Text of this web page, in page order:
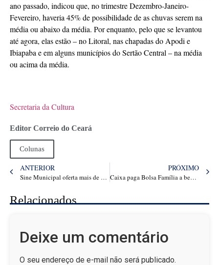
ano passado, indicou que, no trimestre Dezembro-Janeiro-
Fevereiro, haveria 45% de possibilidade de as chuvas serem na
média ou abaixo da média. Por enquanto, pelo que se levantou
até agora, elas estão – no Litoral, nas chapadas do Apodi e
Ibiapaba e em alguns municípios do Sertão Central – na média
ou acima da média.
Secretaria da Cultura
Editor Correio do Ceará
Colunas
ANTERIOR
Sine Municipal oferta mais de 2 mil vagas de trabalho em Fortaleza
PRÓXIMO
Caixa paga Bolsa Família a beneficiários com NIS de final 2 – Ceará Agora • As Notícias Mais Importantes de Fortaleza, Ceará, Brasil
Relacionados
Deixe um comentário
O seu endereço de e-mail não será publicado.